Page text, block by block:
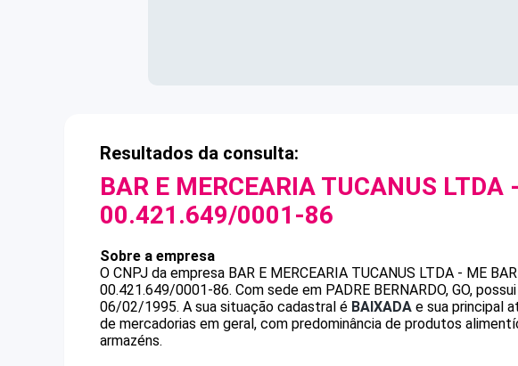
Resultados da consulta:
BAR E MERCEARIA TUCANUS LTDA
00.421.649/0001-86
Sobre a empresa
O CNPJ da empresa BAR E MERCEARIA TUCANUS LTDA - ME
00.421.649/0001-86. Com sede em PADRE BERNARDO, GO,
06/02/1995. A sua situação cadastral é BAIXADA e sua principal
de mercadorias em geral, com predominância de produtos
armazéns.